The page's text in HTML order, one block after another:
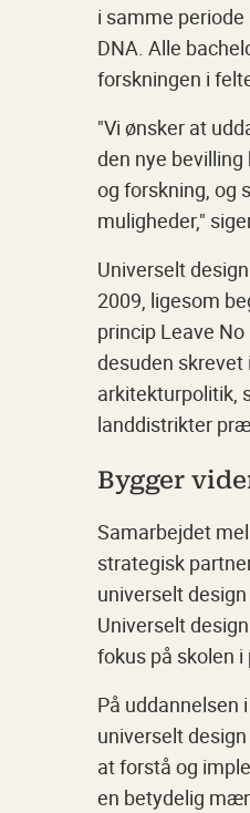
i samme
DNA. Alle
forskningen i
"Vi ønsker at
den nye
og forskning, og
muligheder,"
Universelt
2009, ligesom
princip Leave
desuden
arkitekturpolitik,
landdistrikter
Bygger
Samarbejdet
strategisk
universelt
Universelt
fokus på skolen i
På uddannelsen
universelt
at forstå og
en betydelig